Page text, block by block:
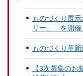
ものづくり展
リー」 を開催
ものづくり革
【3次募集の